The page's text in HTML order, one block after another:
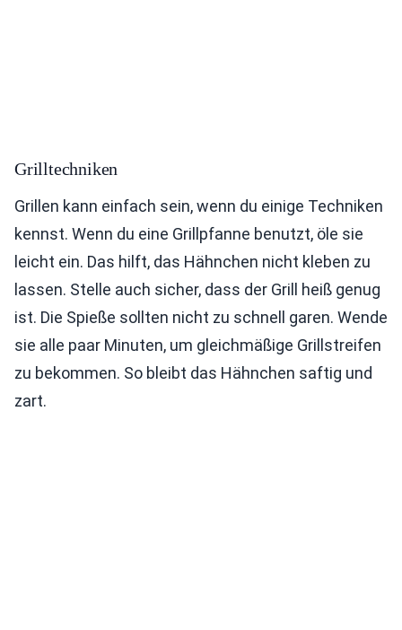
Grilltechniken
Grillen kann einfach sein, wenn du einige Techniken
kennst. Wenn du eine Grillpfanne benutzt, öle sie
leicht ein. Das hilft, das Hähnchen nicht kleben zu
lassen. Stelle auch sicher, dass der Grill heiß genug
ist. Die Spieße sollten nicht zu schnell garen. Wende
sie alle paar Minuten, um gleichmäßige Grillstreifen
zu bekommen. So bleibt das Hähnchen saftig und
zart.